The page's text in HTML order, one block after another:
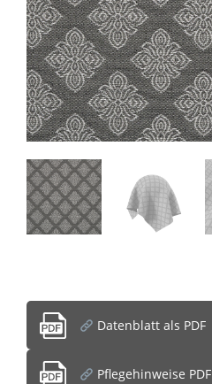
Datenblatt als PDF
Pflegehinweise PDF